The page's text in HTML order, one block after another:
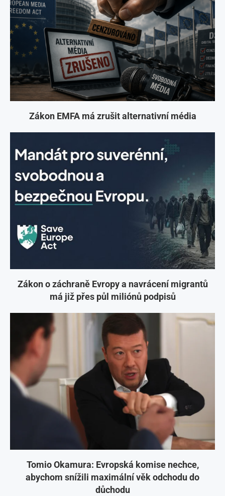
Zákon EMFA má zrušit alternativní média
Zákon o záchraně Evropy a navrácení migrantů
má již přes půl miliónů podpisů
Tomio Okamura: Evropská komise nechce,
abychom snížili maximální věk odchodu do
důchodu